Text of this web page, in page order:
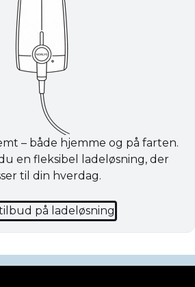
– både hjemme og på farten.
en fleksibel ladeløsning, der
til din hverdag.
på ladeløsning